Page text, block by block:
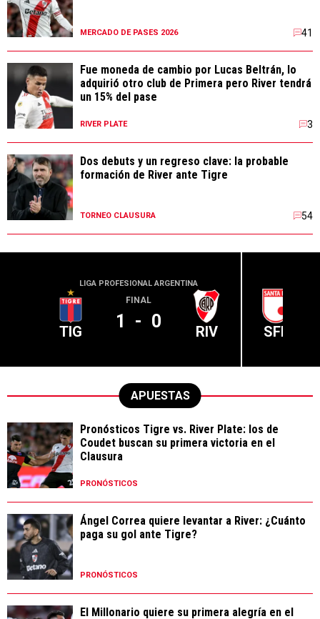
MERCADO DE PASES 2026 41
Fue moneda de cambio por Lucas Beltrán, lo
adquirió otro club de Primera pero River tendrá
un 15% del pase
RIVER PLATE 3
Dos debuts y un regreso clave: la probable
formación de River ante Tigre
TORNEO CLAUSURA 54
LIGA PROFESIONAL ARGENTINA
TIG
FINAL
1 - 0 RIV SFE
APUESTAS
Pronósticos Tigre vs. River Plate: los de
Coudet buscan su primera victoria en el
Clausura
PRONÓSTICOS
Ángel Correa quiere levantar a River: ¿Cuánto
paga su gol ante Tigre?
PRONÓSTICOS
El Millonario quiere su primera alegría en el